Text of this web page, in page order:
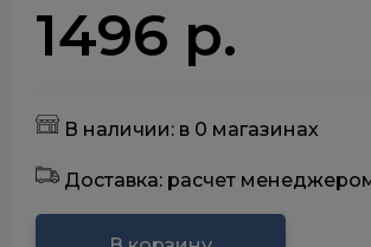
1496 р.
В наличии: в 0 магазинах
Доставка: расчет